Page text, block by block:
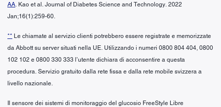
AA. Kao et al. Journal of Diabetes Science and Technology. 2022
Jan;16(1):259-60.
** Le chiamate al servizio clienti potrebbero essere registrate e memorizzate
da Abbott su server situati nella UE. Utilizzando i numeri 0800 804 404, 0800
102 102 e 0800 330 333 l’utente dichiara di acconsentire a questa
procedura. Servizio gratuito dalla rete fissa e dalla rete mobile svizzera a
livello nazionale.
Il sensore dei sistemi di monitoraggio del glucosio FreeStyle Libre